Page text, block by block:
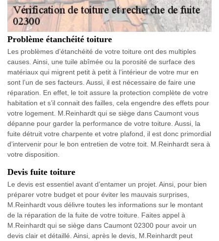
Problème étanchéité toiture
Les problèmes d’étanchéité de votre toiture ont des multiples
causes. Ainsi, une tuile abîmée ou la porosité de surface des
matériaux qui migrent petit à petit à l’intérieur de votre mur en
sont l’un de ses facteurs. Aussi, il est nécessaire de faire une
réparation. En effet, le toit assure la protection complète de votre
habitation et s’il connait des failles, cela engendre des effets pour
votre logement. M.Reinhardt qui se siège dans Caumont vous
dépanne pour garder la performance de votre toiture. Aussi, la
fuite détruit votre charpente et votre plafond, il est donc primordial
d’intervenir pour le bon entretien de votre toit. M.Reinhardt sera à
votre disposition.
Devis fuite toiture
Le devis est essentiel avant d’entamer un projet. Ainsi, pour bien
préparer votre budget et pour éviter les mauvais surprises,
M.Reinhardt vous délivre toutes les informations sur le montant
de la réparation de la fuite de votre toiture. Faites appel à
M.Reinhardt qui se siège dans Caumont 02300 pour avoir un
devis clair et détaillé. Ainsi, après le devis, M.Reinhardt peut